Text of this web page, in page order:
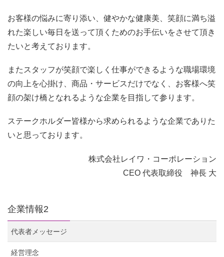
お客様の悩みに寄り添い、健やかな健康美、笑顔に満ち溢
れた楽しい毎日を送って頂くためのお手伝いをさせて頂き
たいと考えております。
またスタッフが笑顔で楽しく仕事ができるような職場環境
の向上を心掛け、商品・サービスだけでなく、お客様へ笑
顔の架け橋となれるような企業を目指して参ります。
ステークホルダー皆様から求められるような企業でありた
いと思っております。
株式会社レイワ・コーポレーション
CEO 代表取締役 神長 大
企業情報2
代表者メッセージ
経営理念